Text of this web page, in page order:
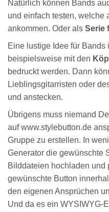
Natürlich können Bands
und einfach testen, welche
ankommen. Oder als Serie
Eine lustige Idee für
beispielsweise mit den
bedruckt werden. Dann
Lieblingsgitarristen oder
und anstecken.
Übrigens muss niemand
auf www.stylebutton.de
Gruppe zu erstellen. In
Generator die gewünschte
Bilddateien hochladen und
gewünschte Button
den eigenen Ansprüchen
Und da es ein WYSIWYG-